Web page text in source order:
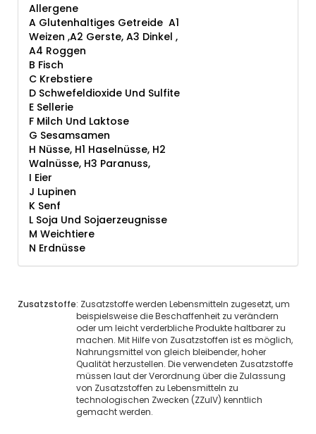
Allergene
A Glutenhaltiges Getreide A1
Weizen ,A2 Gerste, A3 Dinkel ,
A4 Roggen
B Fisch
C Krebstiere
D Schwefeldioxide Und Sulfite
E Sellerie
F Milch Und Laktose
G Sesamsamen
H Nüsse, H1 Haselnüsse, H2
Walnüsse, H3 Paranuss,
I Eier
J Lupinen
K Senf
L Soja Und Sojaerzeugnisse
M Weichtiere
N Erdnüsse
Zusatzstoffe: Zusatzstoffe werden Lebensmitteln zugesetzt, um
beispielsweise die Beschaffenheit zu verändern
oder um leicht verderbliche Produkte haltbarer zu
machen. Mit Hilfe von Zusatzstoffen ist es möglich,
Nahrungsmittel von gleich bleibender, hoher
Qualität herzustellen. Die verwendeten Zusatzstoffe
müssen laut der Verordnung über die Zulassung
von Zusatzstoffen zu Lebensmitteln zu
technologischen Zwecken (ZZulV) kenntlich
gemacht werden.